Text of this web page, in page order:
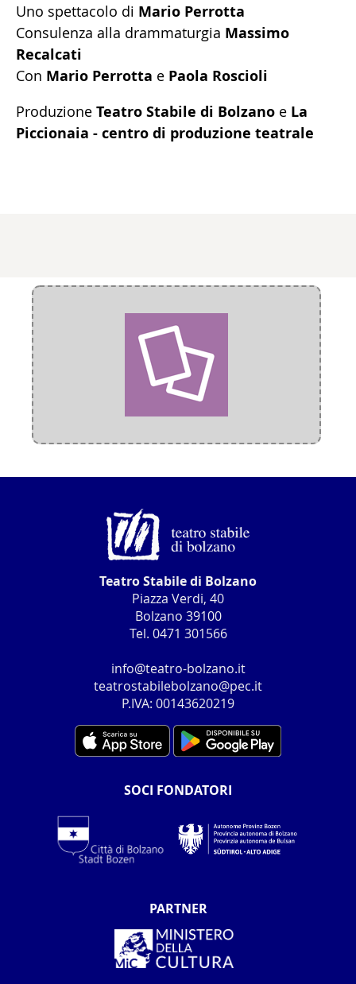
Uno spettacolo di Mario Perrotta
Consulenza alla drammaturgia Massimo
Recalcati
Con Mario Perrotta e Paola Roscioli
Produzione Teatro Stabile di Bolzano e La
Piccionaia - centro di produzione teatrale
Teatro Stabile di Bolzano
Piazza Verdi, 40
Bolzano 39100
Tel. 0471 301566
info@teatro-bolzano.it
teatrostabilebolzano@pec.it
P.IVA: 00143620219
SOCI FONDATORI
PARTNER